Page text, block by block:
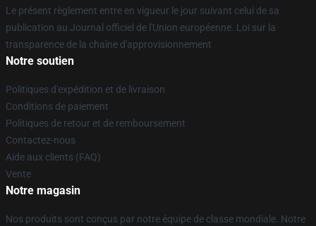
Le présent règlement entre en vigueur le jour suivant celui de sa
publication au Journal officiel de l'Union européenne. Loi sur la
transparence de la chaîne d'approvisionnement
Notre soutien
Politiques d'expédition et de livraison
Conditions de paiement
Politiques de retour et de remboursement
Contactez-nous
Aide aux clients (FAQ)
Vente
Notre magasin
Nos produits sont conçus par notre équipe de classe mondiale. Notre